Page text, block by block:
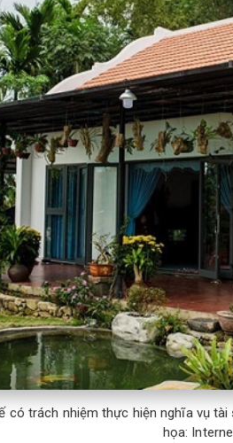
có trách nhiệm thực hiện nghĩa vụ
họa: